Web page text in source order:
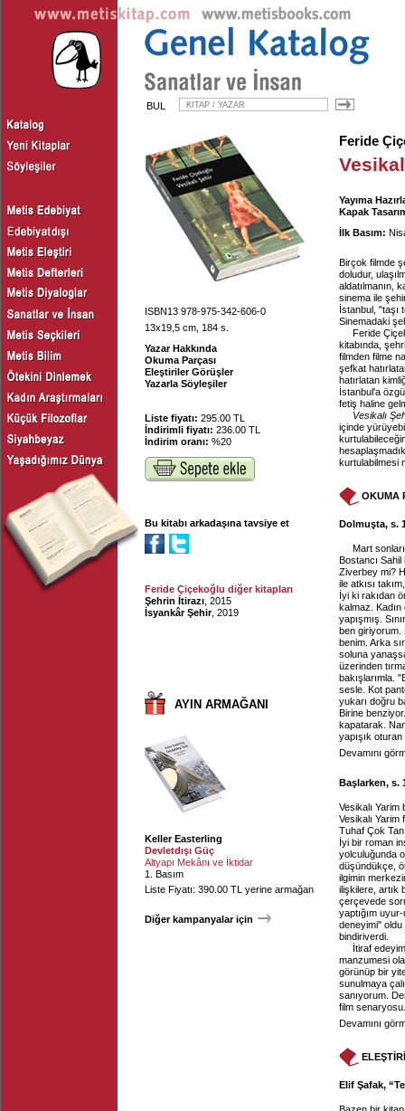
BUL
ISBN13 978-975-342-606-0
13x19,5 cm, 184 s.
Yazar Hakkında
Okuma Parçası
Eleştiriler Görüşler
Yazarla Söyleşiler
Liste fiyatı: 295.00 TL
İndirimli fiyatı: 236.00 TL
İndirim oranı: %20
Bu kitabı arkadaşına tavsiye et
Feride Çiçekoğlu diğer kitapları
Şehrin İtirazı , 2015
İsyankâr Şehir, 2019
AYIN ARMAĞANI
Keller Easterling
Devletdışı Güç
Altyapı Mekânı ve İktidar
1. Basım
Liste Fiyatı: 390.00 TL yerine armağan
Diğer kampanyalar için
Feride
Yayıma
Kapak
İlk Basım:
Birçok filmde
doludur,
aldatılmanın,
sinema ile
İstanbul, "taşı
Sinemadaki
Feride
kitabında,
filmden filme
şefkat
hatırlatan
İstanbul'a
fetiş haline
Vesikalı
içinde
kurtulabilmesi
OKUMA
Dolmuşta, s.
Mart
Bostancı
Ziverbey mi?
ile atkısı
İyi ki rakıdan
kalmaz. Kadın
yapışmış.
ben giriyorum.
benim. Arka
soluna
üzerinden
bakışlarımla.
sesle. Kot
yukarı doğru
Birine
kapatarak.
yapışık
Devamını
Başlarken, s.
Vesikalı Yarim
Vesikalı
Tuhaf Çok
İyi bir roman
yolculuğunda
düşündükçe,
ilgimin
ilişkilere, artık
çerçevede
yaptığım
deneyimi" oldu
bindiriverdi.
İtiraf
manzumesi
görünüp bir
sunulmaya
sanıyorum.
film
Devamını
Elif Şafak,